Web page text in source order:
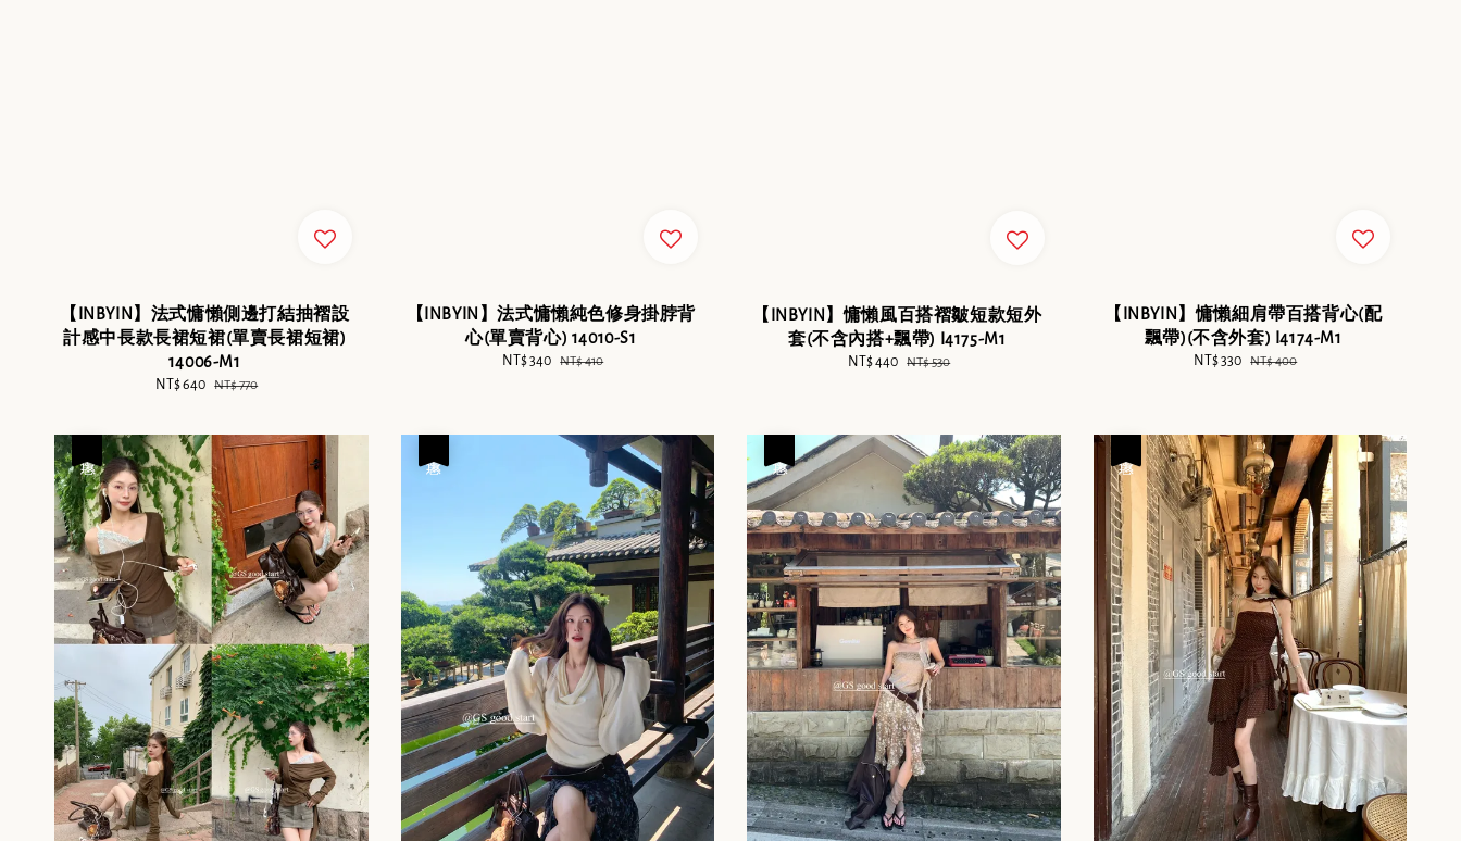
【INBYIN】法式慵懶側邊打結抽褶設
計感中長款長裙短裙(單賣長裙短裙)
14006-M1
Sale
NT$ 640 Regular
NT$ 770
【INBYIN】法式慵懶純色修身掛脖背
心(單賣背心) 14010-S1
Sale
NT$ 340 Regular
NT$ 410
【INBYIN】慵懶風百搭褶皺短款短外
套(不含內搭+飄帶) I4175-M1
Sale
NT$ 440 Regular
NT$ 530
【INBYIN】慵懶細肩帶百搭背心(配
飄帶)(不含外套) I4174-M1
Sale
NT$ 330 Regular
NT$ 400